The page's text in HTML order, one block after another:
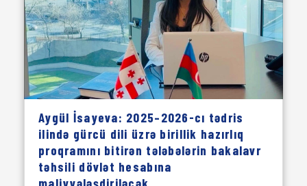
Aygül İsayeva: 2025–2026-cı tədris
ilində gürcü dili üzrə birillik hazırlıq
proqramını bitirən tələbələrin bakalavr
təhsili dövlət hesabına